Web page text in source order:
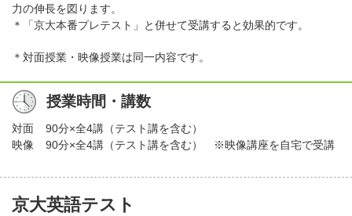
力の伸長を図ります。
＊「京大本番プレテスト」と併せて受講すると効果的です。
＊対面授業・映像授業は同一内容です。
授業時間・講数
対面
90分×全4講（テスト講を含む）
映像
90分×全4講（テスト講を含む） ※映像講座を自宅で受講
京大英語テスト